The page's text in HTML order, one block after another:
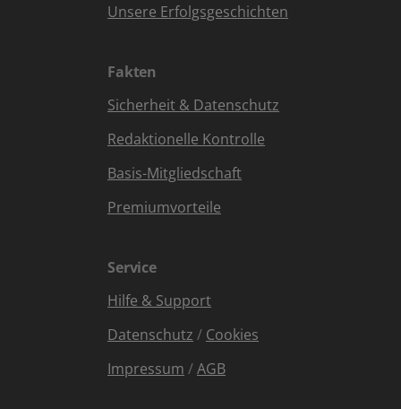
Unsere Erfolgsgeschichten
Fakten
Sicherheit & Datenschutz
Redaktionelle Kontrolle
Basis-Mitgliedschaft
Premiumvorteile
Service
Hilfe & Support
Datenschutz / Cookies
Impressum /AGB